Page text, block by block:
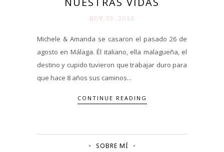
NOV 03. 2016
Michele & Amanda se casaron el pasado 26 de
agosto en Málaga. Él italiano, ella malagueña, el
destino y cupido tuvieron que trabajar duro para
que hace 8 años sus caminos...
CONTINUE READING
SOBRE MÍ